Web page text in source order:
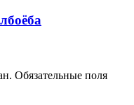
Обязательные поля